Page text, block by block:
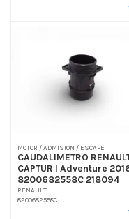
MOTOR / ADMISION / ESCAPE
CAUDALIMETRO
CAPTUR I Adventure
8200682558C 218094
RENAULT
8200682558C